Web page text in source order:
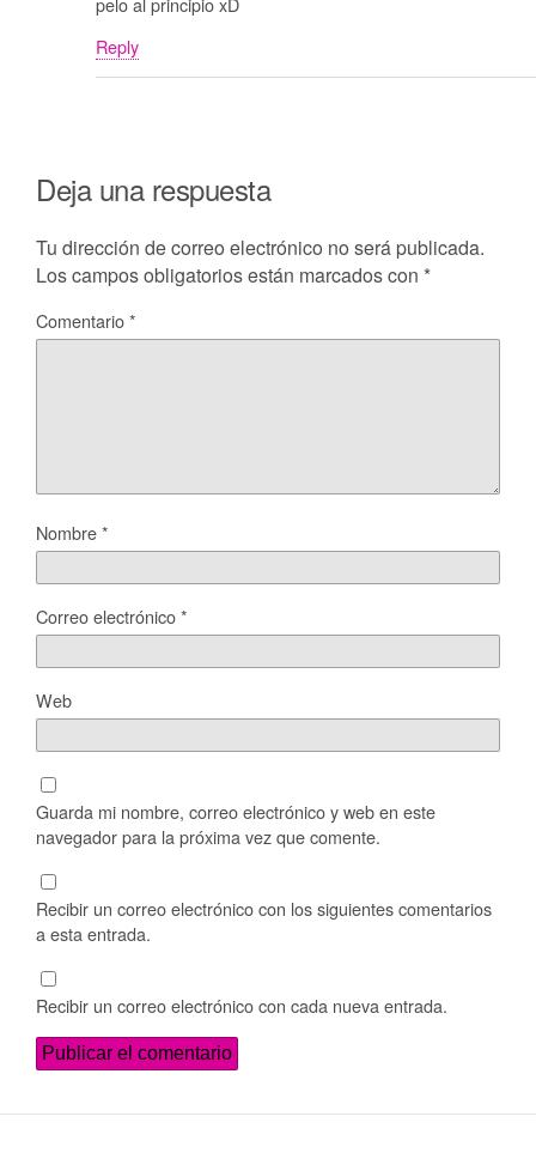
Reply
Deja una respuesta
Tu dirección de correo electrónico no será publicada.
Los campos obligatorios están marcados con *
Comentario*
Nombre*
Correo electrónico*
Web
Guarda mi nombre, correo electrónico y web en este
navegador para la próxima vez que comente.
Recibir un correo electrónico con los siguientes comentarios
a esta entrada.
Recibir un correo electrónico con cada nueva entrada.